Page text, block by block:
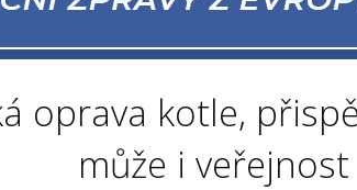
oprava kotle,
může i veřejnost